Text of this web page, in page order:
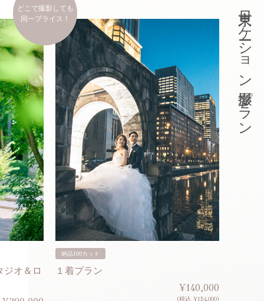
どこで撮影しても
同一プライス！
ジオ＆ロ
納品100カット
１着プラン
¥140,000
(税込 ¥154,000)
東京ロケーション撮影プラン